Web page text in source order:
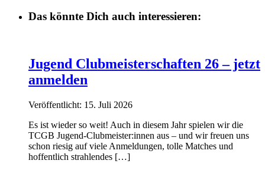
Das könnte Dich auch interessieren:
Jugend Clubmeisterschaften 26 – jetzt
anmelden
Veröffentlicht: 15. Juli 2026
Es ist wieder so weit! Auch in diesem Jahr spielen wir die
TCGB Jugend-Clubmeister:innen aus – und wir freuen uns
schon riesig auf viele Anmeldungen, tolle Matches und
hoffentlich strahlendes […]